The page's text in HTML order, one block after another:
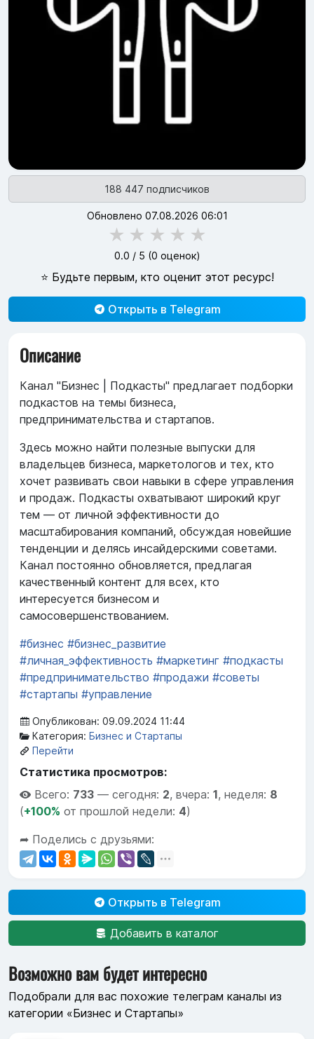
188 447 подписчиков
Обновлено 07.08.2026 06:01
★ ★ ★ ★ ★
0.0 / 5 (0 оценок)
⭐ Будьте первым, кто оценит этот ресурс!
Открыть в Telegram
Описание
Канал "Бизнес | Подкасты" предлагает подборки
подкастов на темы бизнеса,
предпринимательства и стартапов.
Здесь можно найти полезные выпуски для
владельцев бизнеса, маркетологов и тех, кто
хочет развивать свои навыки в сфере управления
и продаж. Подкасты охватывают широкий круг
тем — от личной эффективности до
масштабирования компаний, обсуждая новейшие
тенденции и делясь инсайдерскими советами.
Канал постоянно обновляется, предлагая
качественный контент для всех, кто
интересуется бизнесом и
самосовершенствованием.
#бизнес #бизнес_развитие
#личная_эффективность #маркетинг #подкасты
#предпринимательство #продажи #советы
#стартапы #управление
Опубликован: 09.09.2024 11:44
Категория: Бизнес и Стартапы
Перейти
Статистика просмотров:
Всего: 733 — сегодня: 2, вчера: 1, неделя: 8
(+100% от прошлой недели: 4)
➦ Поделись с друзьями:
Открыть в Telegram
Добавить в каталог
Возможно вам будет интересно
Подобрали для вас похожие телеграм каналы из
категории «Бизнес и Стартапы»